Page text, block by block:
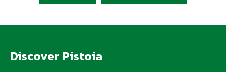
Discover Pistoia